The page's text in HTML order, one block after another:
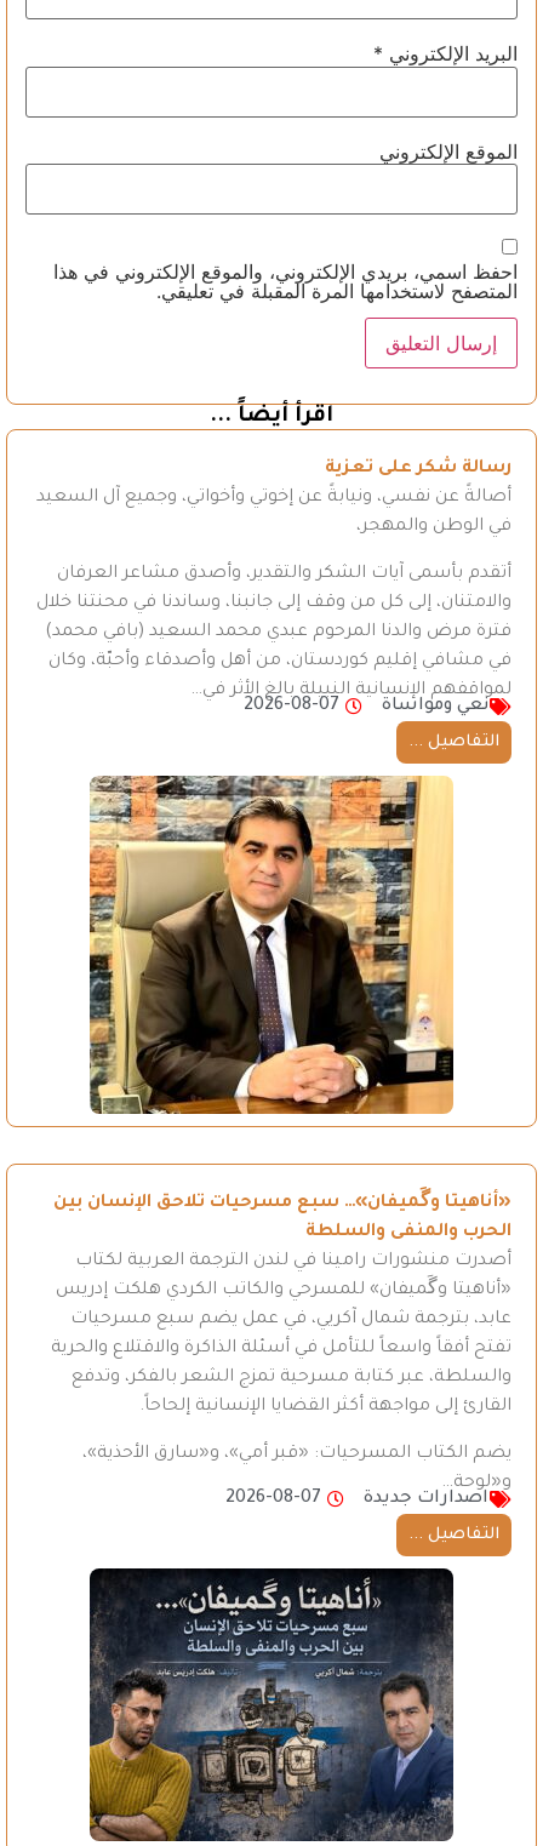
البريد الإلكتروني *
الموقع الإلكتروني
احفظ اسمي، بريدي الإلكتروني، والموقع الإلكتروني في هذا
المتصفح لاستخدامها المرة المقبلة في تعليقي.
اقرأ أيضاً ...
رسالة شكر على تعزية
أصالةً عن نفسي، ونيابةً عن إخوتي وأخواتي، وجميع آل السعيد
في الوطن والمهجر،
أتقدم بأسمى آيات الشكر والتقدير، وأصدق مشاعر العرفان
والامتنان، إلى كل من وقف إلى جانبنا، وساندنا في محنتنا خلال
فترة مرض والدنا المرحوم عبدي محمد السعيد (بافي محمد)
في مشافي إقليم كوردستان، من أهل وأصدقاء وأحبّة، وكان
لمواقفهم الإنسانية النبيلة بالغ الأثر في…
نعي ومواساة
2026-08-07
التفاصيل ...
«أناهيتا وگَميفان»… سبع مسرحيات تلاحق الإنسان بين
الحرب والمنفى والسلطة
أصدرت منشورات رامينا في لندن الترجمة العربية لكتاب
«أناهيتا وگَميفان» للمسرحي والكاتب الكردي هلكت إدريس
عابد، بترجمة شمال آكريي، في عمل يضم سبع مسرحيات
تفتح أفقاً واسعاً للتأمل في أسئلة الذاكرة والاقتلاع والحرية
والسلطة، عبر كتابة مسرحية تمزج الشعر بالفكر، وتدفع
القارئ إلى مواجهة أكثر القضايا الإنسانية إلحاحاً.
يضم الكتاب المسرحيات: «قبر أمي»، و«سارق الأحذية»،
و«لوحة…
اصدارات جديدة
2026-08-07
التفاصيل ...